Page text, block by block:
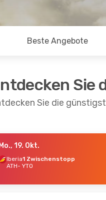
Beste Angebote
Sie
Sie die
Okt.
Mo., 19. Okt.
Iberia1 Zwischenstopp
ATH- YTO